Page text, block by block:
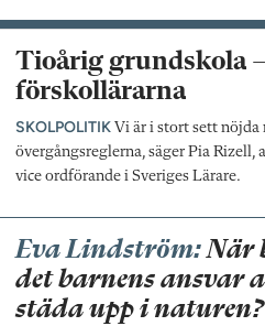
Tioårig grundskola
förskollärarna
SKOLPOLITIK Vi är i stort sett nöjda
övergångsreglerna, säger Pia Rizell,
vice ordförande i Sveriges Lärare.
Eva Lindström:När
det barnens ansvar
städa upp i naturen?